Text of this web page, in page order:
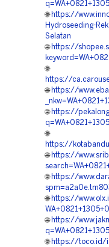
🌐 https://
Hydroseeding-
Selatan
🌐 https://
🌐
https://
🌐 https://
🌐 https://
🌐
https://
🌐 https://
🌐 https://
🌐 https://
🌐 https://
🌐 https://toco.id/